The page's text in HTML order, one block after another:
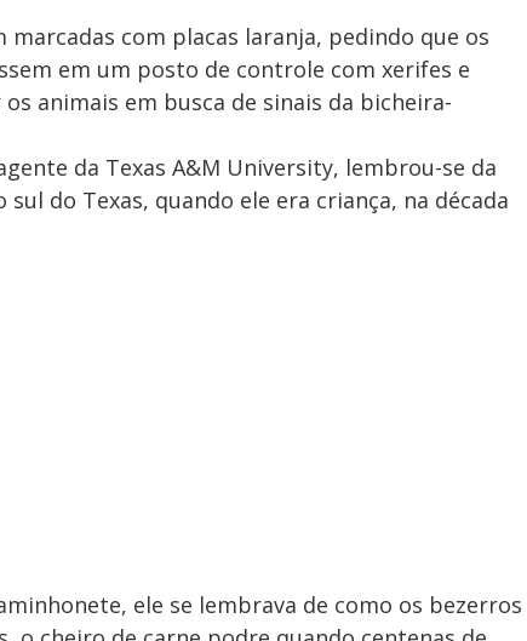
com placas laranja, pedindo que os
em um posto de controle com xerifes e
animais em busca de sinais da bicheira-
da Texas A&M University, lembrou-se da
do Texas, quando ele era criança, na década
ele se lembrava de como os bezerros